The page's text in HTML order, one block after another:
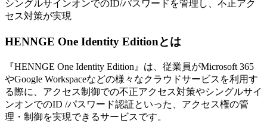
シングルサインオンでのID/パスワードを管理し、不正アク
セス対策が実現
HENNGE One Identity Editionとは
『HENNGE One Identity Edition』は、従業員がMicrosoft 365
やGoogle Workspaceなどの様々なクラウドサービスを利用す
る際に、アクセス制御での不正アクセス対策やシングルサイ
ンオンでのID /パスワード認証といった、アクセス権の管
理・制御を実現できるサービスです。